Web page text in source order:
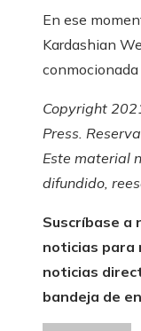
En ese
Kardashian
Copyright
Press.
Este material
difundido,
Suscríbase a
noticias para
noticias
bandeja de